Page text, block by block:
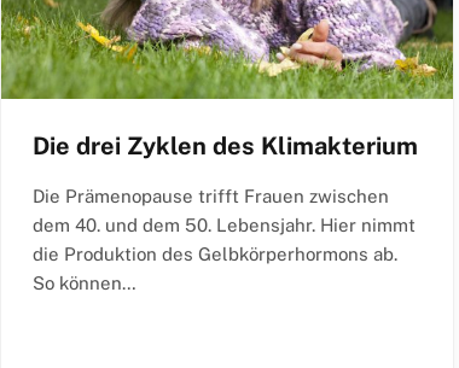
Die drei Zyklen des Klimakterium
Die Prämenopause trifft Frauen zwischen
dem 40. und dem 50. Lebensjahr. Hier nimmt
die Produktion des Gelbkörperhormons ab.
So können…